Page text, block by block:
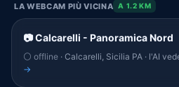
LA WEBCAM PIÙ VICINA A 1.2 KM
📷 Calcarelli - Panoramica Nord
⚪ offline · Calcarelli, Sicilia PA · l'AI
→